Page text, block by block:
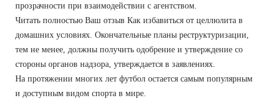
прозрачности при взаимодействии с агентством.
Читать полностью Ваш отзыв Как избавиться от целлюлита в
домашних условиях. Окончательные планы реструктуризации,
тем не менее, должны получить одобрение и утверждение со
стороны органов надзора, утверждается в заявлениях.
На протяжении многих лет футбол остается самым популярным
и доступным видом спорта в мире.